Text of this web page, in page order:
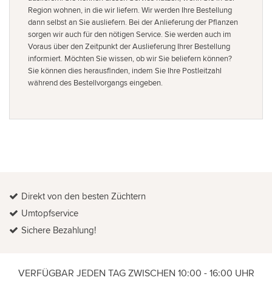
Region wohnen, in die wir liefern. Wir werden Ihre Bestellung
dann selbst an Sie ausliefern. Bei der Anlieferung der Pflanzen
sorgen wir auch für den nötigen Service. Sie werden auch im
Voraus über den Zeitpunkt der Auslieferung Ihrer Bestellung
informiert. Möchten Sie wissen, ob wir Sie beliefern können?
Sie können dies herausfinden, indem Sie Ihre Postleitzahl
während des Bestellvorgangs eingeben.
Direkt von den besten Züchtern
Umtopfservice
Sichere Bezahlung!
VERFÜGBAR JEDEN TAG ZWISCHEN 10:00 - 16:00 UHR